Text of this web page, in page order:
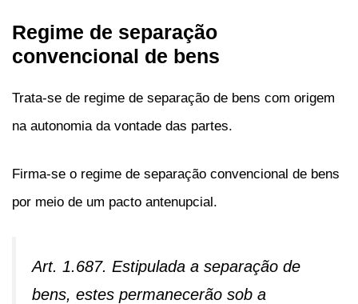
Regime de separação
convencional de bens
Trata-se de regime de separação de bens com origem
na autonomia da vontade das partes.
Firma-se o regime de separação convencional de bens
por meio de um pacto antenupcial.
Art. 1.687. Estipulada a separação de
bens, estes permanecerão sob a